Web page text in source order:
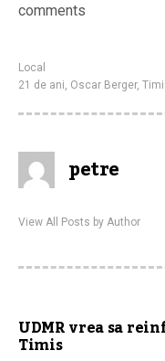
comments
Local
21 de ani, Oscar Berger,
petre
View All Posts by Author
UDMR vrea sa
Timis